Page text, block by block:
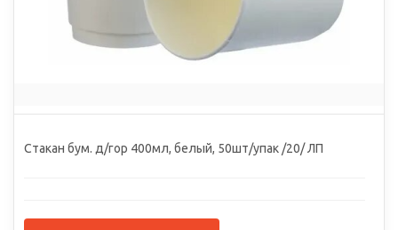
Стакан бум. д/гор 400мл, белый, 50шт/упак /20/ ЛП